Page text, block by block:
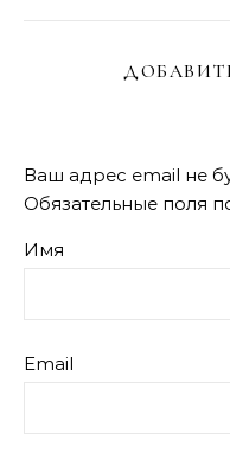
Ваш адрес email не
Обязательные поля
Имя
Email